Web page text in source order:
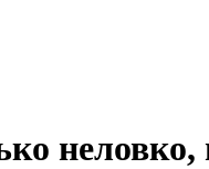
неловко,